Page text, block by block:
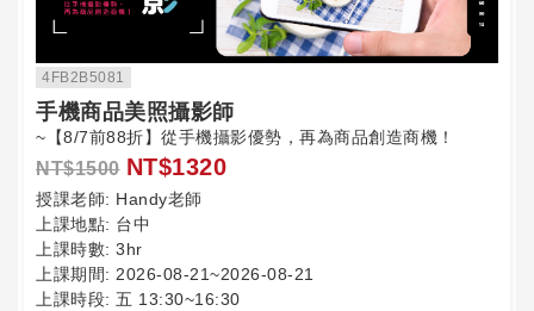
4FB2B5081
手機商品美照攝影師
~【8/7前88折】從手機攝影優勢，再為商品創造商機！
NT$1500 NT$1320
授課老師: Handy老師
上課地點: 台中
上課時數: 3hr
上課期間: 2026-08-21~2026-08-21
上課時段: 五 13:30~16:30